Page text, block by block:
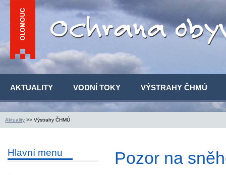
AKTUALITY VODNÍ TOKY VÝSTRAHY ČHMÚ
Aktuality >> Výstrahy ČHMÚ
Hlavní menu Pozor na